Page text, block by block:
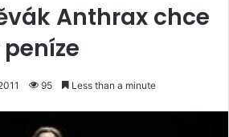
Anthrax chce
95 Less than a minute